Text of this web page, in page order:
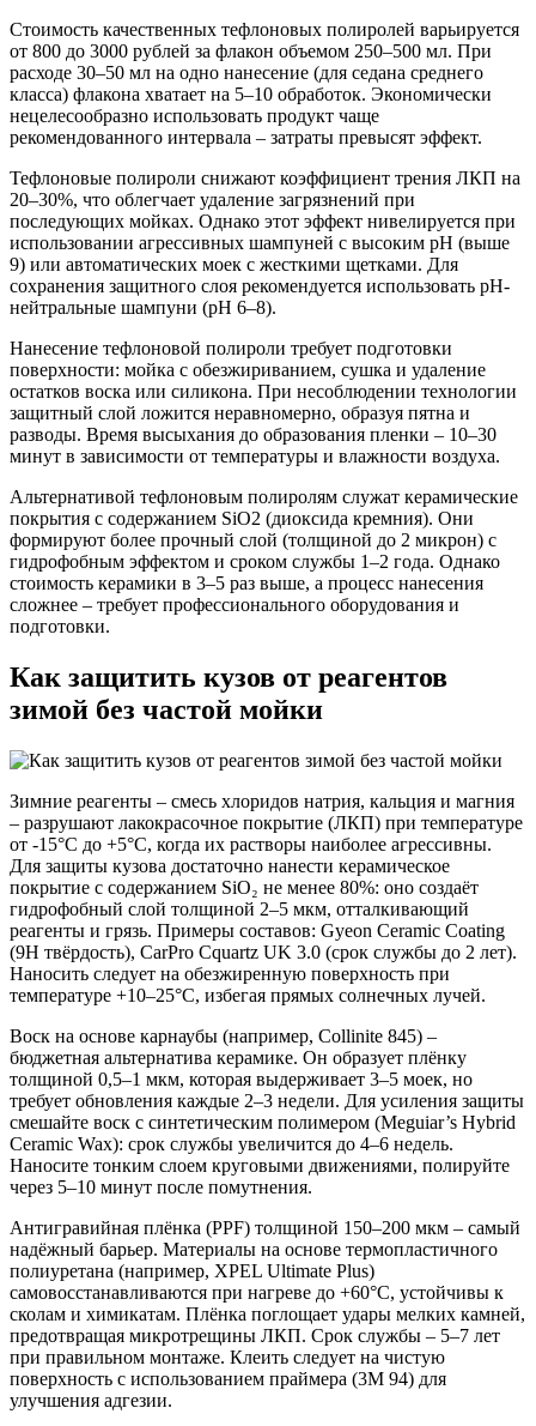
Стоимость качественных тефлоновых полиролей варьируется
от 800 до 3000 рублей за флакон объемом 250–500 мл. При
расходе 30–50 мл на одно нанесение (для седана среднего
класса) флакона хватает на 5–10 обработок. Экономически
нецелесообразно использовать продукт чаще
рекомендованного интервала – затраты превысят эффект.
Тефлоновые полироли снижают коэффициент трения ЛКП на
20–30%, что облегчает удаление загрязнений при
последующих мойках. Однако этот эффект нивелируется при
использовании агрессивных шампуней с высоким pH (выше
9) или автоматических моек с жесткими щетками. Для
сохранения защитного слоя рекомендуется использовать pH-
нейтральные шампуни (pH 6–8).
Нанесение тефлоновой полироли требует подготовки
поверхности: мойка с обезжириванием, сушка и удаление
остатков воска или силикона. При несоблюдении технологии
защитный слой ложится неравномерно, образуя пятна и
разводы. Время высыхания до образования пленки – 10–30
минут в зависимости от температуры и влажности воздуха.
Альтернативой тефлоновым полиролям служат керамические
покрытия с содержанием SiO2 (диоксида кремния). Они
формируют более прочный слой (толщиной до 2 микрон) с
гидрофобным эффектом и сроком службы 1–2 года. Однако
стоимость керамики в 3–5 раз выше, а процесс нанесения
сложнее – требует профессионального оборудования и
подготовки.
Как защитить кузов от реагентов
зимой без частой мойки
Зимние реагенты – смесь хлоридов натрия, кальция и магния
– разрушают лакокрасочное покрытие (ЛКП) при температуре
от -15°C до +5°C, когда их растворы наиболее агрессивны.
Для защиты кузова достаточно нанести керамическое
покрытие с содержанием SiO₂ не менее 80%: оно создаёт
гидрофобный слой толщиной 2–5 мкм, отталкивающий
реагенты и грязь. Примеры составов: Gyeon Ceramic Coating
(9H твёрдость), CarPro Cquartz UK 3.0 (срок службы до 2 лет).
Наносить следует на обезжиренную поверхность при
температуре +10–25°C, избегая прямых солнечных лучей.
Воск на основе карнаубы (например, Collinite 845) –
бюджетная альтернатива керамике. Он образует плёнку
толщиной 0,5–1 мкм, которая выдерживает 3–5 моек, но
требует обновления каждые 2–3 недели. Для усиления защиты
смешайте воск с синтетическим полимером (Meguiar’s Hybrid
Ceramic Wax): срок службы увеличится до 4–6 недель.
Наносите тонким слоем круговыми движениями, полируйте
через 5–10 минут после помутнения.
Антигравийная плёнка (PPF) толщиной 150–200 мкм – самый
надёжный барьер. Материалы на основе термопластичного
полиуретана (например, XPEL Ultimate Plus)
самовосстанавливаются при нагреве до +60°C, устойчивы к
сколам и химикатам. Плёнка поглощает удары мелких камней,
предотвращая микротрещины ЛКП. Срок службы – 5–7 лет
при правильном монтаже. Клеить следует на чистую
поверхность с использованием праймера (3M 94) для
улучшения адгезии.